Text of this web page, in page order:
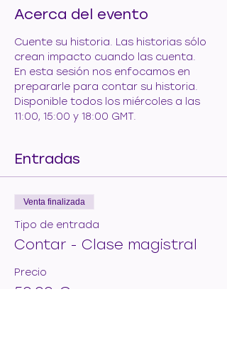
Acerca del evento
Cuente su historia. Las historias sólo
crean impacto cuando las cuenta.
En esta sesión nos enfocamos en
prepararle para contar su historia.
Disponible todos los miércoles a las
11:00, 15:00 y 18:00 GMT.
Entradas
Venta finalizada
Tipo de entrada
Contar - Clase magistral
Precio
50,00 €